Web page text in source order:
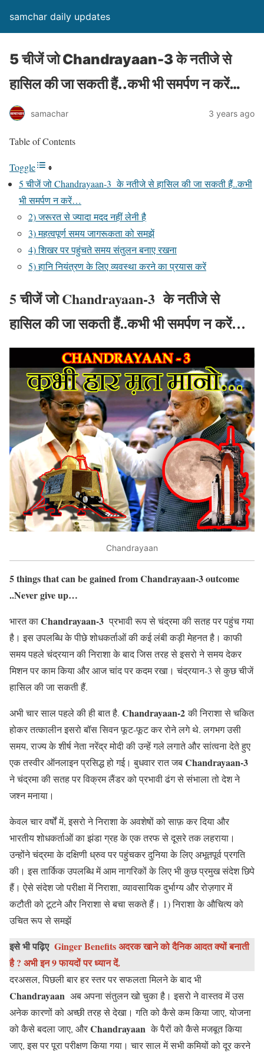
samchar daily updates
5 चीजें जो Chandrayaan-3 के नतीजे से
हासिल की जा सकती हैं..कभी भी समर्पण न करें…
samachar 3 years ago
Table of Contents
Toggle
5 चीजें जो Chandrayaan-3 के नतीजे से हासिल की जा सकती हैं..कभी
भी समर्पण न करें…
2) जरूरत से ज्यादा मदद नहीं लेनी है
3) महत्वपूर्ण समय जागरूकता को समझें
4) शिखर पर पहुंचते समय संतुलन बनाए रखना
5) हानि नियंत्रण के लिए व्यवस्था करने का प्रयास करें
5 चीजें जो Chandrayaan-3 के नतीजे से
हासिल की जा सकती हैं..कभी भी समर्पण न करें…
Chandrayaan
5 things that can be gained from Chandrayaan-3 outcome
..Never give up…
भारत काChandrayaan-3 प्रभावी रूप से चंद्रमा की सतह पर पहुंच गया
है। इस उपलब्धि के पीछे शोधकर्ताओं की कई लंबी कड़ी मेहनत है। काफी
समय पहले चंद्रयान की निराशा के बाद जिस तरह से इसरो ने समय देकर
मिशन पर काम किया और आज चांद पर कदम रखा। चंद्रयान-3 से कुछ चीजें
हासिल की जा सकती हैं.
अभी चार साल पहले की ही बात है. Chandrayaan-2की निराशा से चकित
होकर तत्कालीन इसरो बॉस सिवन फूट-फूट कर रोने लगे थे. लगभग उसी
समय, राज्य के शीर्ष नेता नरेंद्र मोदी की उन्हें गले लगाते और सांत्वना देते हुए
एक तस्वीर ऑनलाइन प्रसिद्ध हो गई। बुधवार रात जबChandrayaan-3
ने चंद्रमा की सतह पर विक्रम लैंडर को प्रभावी ढंग से संभाला तो देश ने
जश्न मनाया।
केवल चार वर्षों में, इसरो ने निराशा के अवशेषों को साफ़ कर दिया और
भारतीय शोधकर्ताओं का झंडा ग्रह के एक तरफ से दूसरे तक लहराया।
उन्होंने चंद्रमा के दक्षिणी ध्रुव पर पहुंचकर दुनिया के लिए अभूतपूर्व प्रगति
की। इस तार्किक उपलब्धि में आम नागरिकों के लिए भी कुछ प्रमुख संदेश छिपे
हैं। ऐसे संदेश जो परीक्षा में निराशा, व्यावसायिक दुर्भाग्य और रोज़गार में
कटौती को टूटने और निराशा से बचा सकते हैं। 1) निराशा के औचित्य को
उचित रूप से समझें
इसे भी पढ़िए Ginger Benefits अदरक खाने को दैनिक आदत क्यों बनाती
है ? अभी इन 9 फायदों पर ध्यान दें.
दरअसल, पिछली बार हर स्तर पर सफलता मिलने के बाद भी
Chandrayaan अब अपना संतुलन खो चुका है। इसरो ने वास्तव में उस
अनेक कारणों को अच्छी तरह से देखा। गति को कैसे कम किया जाए, योजना
को कैसे बदला जाए, औरChandrayaan के पैरों को कैसे मजबूत किया
जाए, इस पर पूरा परीक्षण किया गया। चार साल में सभी कमियों को दूर करने